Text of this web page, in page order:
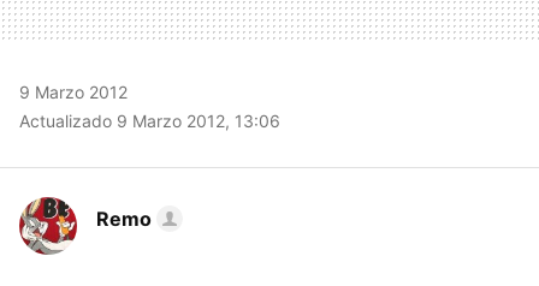
9 Marzo 2012
Actualizado 9 Marzo 2012, 13:06
Remo